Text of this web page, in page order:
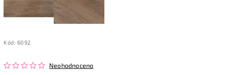
Kód: 6092
Neohodnoceno